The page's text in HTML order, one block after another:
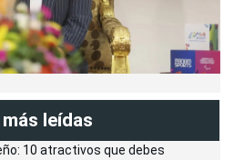
leídas
10 atractivos que debes